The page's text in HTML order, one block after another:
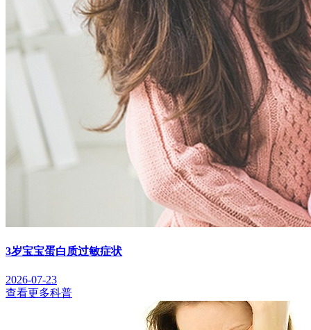
3岁宝宝蛋白质过敏症状
2026-07-23
查看更多科普